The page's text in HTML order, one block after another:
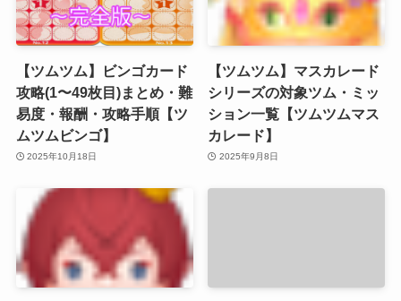
【ツムツム】ビンゴカード
攻略(1〜49枚目)まとめ・難
易度・報酬・攻略手順【ツ
ムツムビンゴ】
2025年10月18日
【ツムツム】マスカレード
シリーズの対象ツム・ミッ
ション一覧【ツムツムマス
カレード】
2025年9月8日